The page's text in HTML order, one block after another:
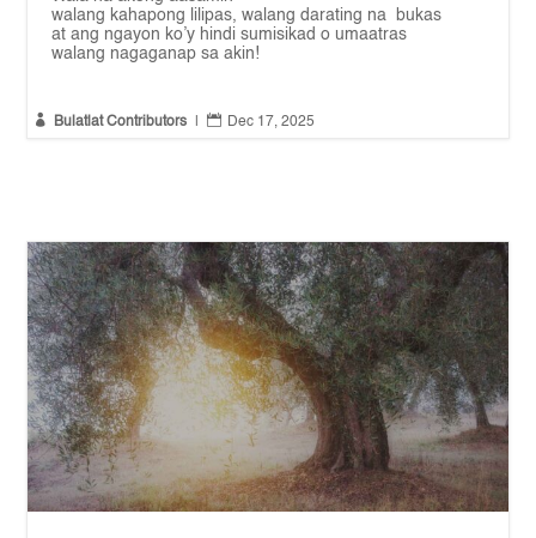
walang kahapong lilipas, walang darating na bukas
at ang ngayon ko’y hindi sumisikad o umaatras
walang nagaganap sa akin!
 Bulatlat Contributors  Dec 17, 2025